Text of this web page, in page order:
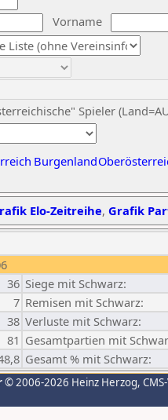
Vorname
Spieler
Burgenland
Elo-Zeitreihe, Grafik
36 Siege mit Schwarz:
7 Remisen mit Schwarz:
38 Verluste mit Schwarz:
81 Gesamtpartien mit
Gesamt % mit Schwarz:
© 2006-2026 Heinz Herzog,